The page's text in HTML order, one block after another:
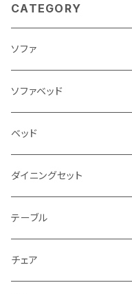
CATEGORY
ソファ
3人掛け
2.5人掛け
2人掛け
1人掛け
カウチソファ
ソファベッド
ベッド
シングルサイズ以下（フレー
セミダブルサイズ（フレームの
ダブルサイズ（フレームのみ）
ダイニングセット
ダイニング3点セット以下
ダイニング4点セット
テーブル
センターテーブル
チェア